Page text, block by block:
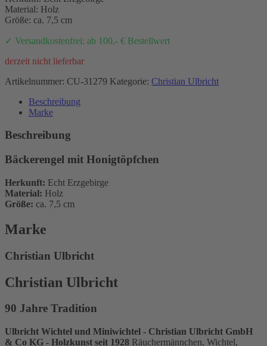
Material: Holz
Größe: ca. 7,5 cm
✓ Versandkostenfrei: ab 100,- € Bestellwert
derzeit nicht lieferbar
Artikelnummer: CU-31279 Kategorie: Christian Ulbricht
Beschreibung
Marke
Beschreibung
Bäckerengel mit Honigtöpfchen
Herkunft: Echt Erzgebirge
Material: Holz
Größe: ca. 7,5 cm
Marke
Christian Ulbricht
Christian Ulbricht
90 Jahre Tradition
Ulbricht Wichtel und Miniwichtel - Christian Ulbricht GmbH
& Co KG - Holzkunst seit 1928 Räuchermännchen, Wichtel,